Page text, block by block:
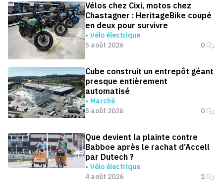
Vélos chez Cixi, motos chez
Chastagner : HeritageBike coupé
en deux pour survivre
Vélo électrique
5 août 2026
0
Cube construit un entrepôt géant
presque entièrement
automatisé
Marché
5 août 2026
0
Que devient la plainte contre
Babboe après le rachat d’Accell
par Dutech ?
Vélo électrique
4 août 2026
1